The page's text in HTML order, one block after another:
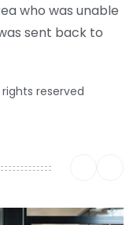
who was unable
sent back to
reserved